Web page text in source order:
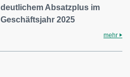
deutlichem Absatzplus im
Geschäftsjahr 2025
mehr